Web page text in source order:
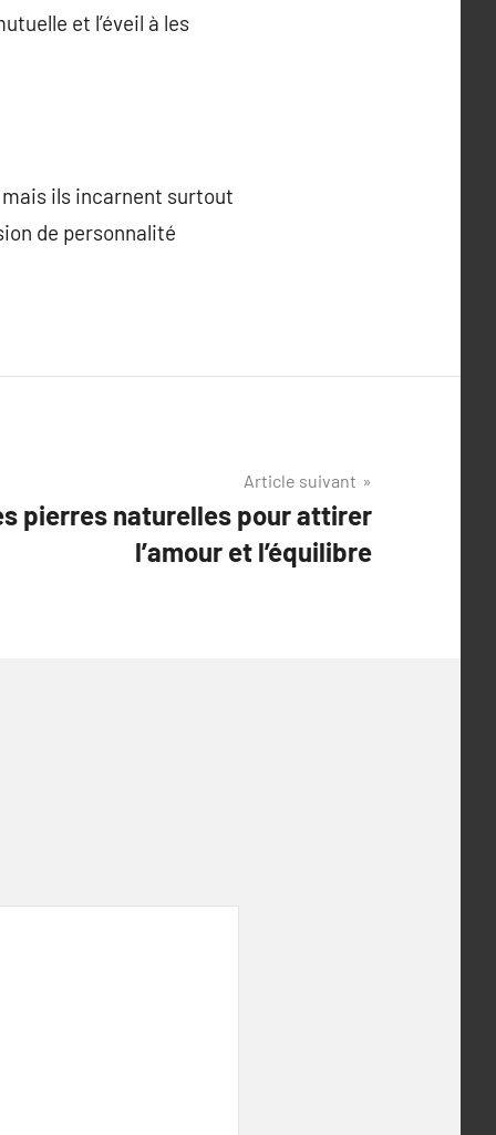
et l’éveil à les
ils incarnent surtout
de personnalité
Article suivant
pierres naturelles pour attirer
l’amour et l’équilibre